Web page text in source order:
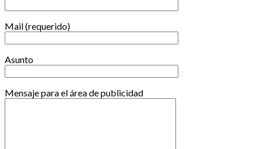
Mail (requerido)
Asunto
Mensaje para el área de publicidad